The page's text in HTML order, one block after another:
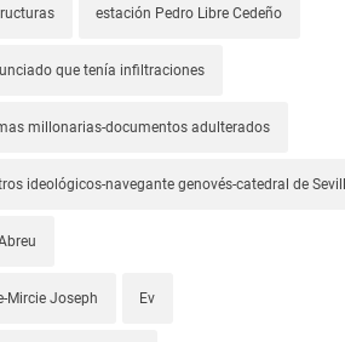
estación Pedro Libre Cedeño
que tenía infiltraciones
millonarias-documentos adulterados
ideológicos-navegante genovés-catedral de
Mircie Joseph Ev